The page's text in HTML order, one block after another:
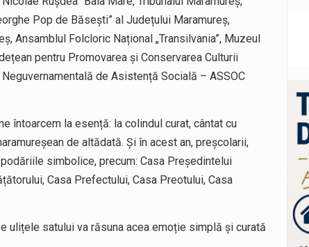
Pop de Băsești” al Județului Maramureș,
Ansamblul Folcloric Național „Transilvania”, Muzeul
pentru Promovarea și Conservarea Culturii
de Asistență Socială – ASSOC
întoarcem la esență: la colindul curat, cântat cu
de altădată. Și în acest an, preșcolarii,
simbolice, precum: Casa Președintelui
Casa Prefectului, Casa Preotului, Casa
ulițele satului va răsuna acea emoție simplă și curată